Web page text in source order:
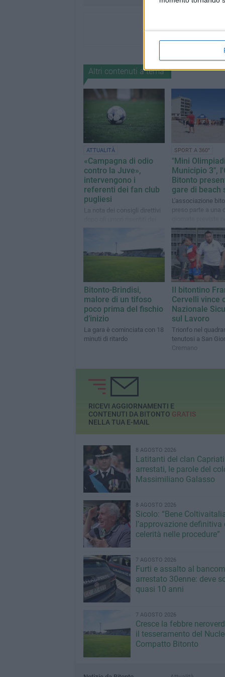
Altri contenuti a tema
ATTUALITÀ
«Campagna di odio
contro la Juve»,
intervengono i
referenti dei fan club
pugliesi
La nota dei consigli direttivi
soci affiliati
SPORT A 360°
"Mini Olimpiadi
Municipio 3",
Bitonto
gare di beach
L'associazione
preso parte a una
rassegna sportiva
Bitonto-Brindisi,
malore di un tifoso
poco prima del fischio
d’inizio
La gara è cominciata con 18
minuti di ritardo
Il bitontino
Cervelli vince
Nazionale
sul Lavoro
Trionfo nel
tenutosi a San
Cremano
RICEVI AGGIORNAMENTI E
CONTENUTI DA BITONTO GRATIS
NELLA TUA E-MAIL
8 AGOSTO 2026
Latitanti del clan Capriati
arrestati, le parole del
Massimiliano Galasso
8 AGOSTO 2026
Sicolo: “Bene
l’approvazione definitiva
celerità nelle procedure”
7 AGOSTO 2026
Furti e assalto al
arrestato 30enne: deve
quasi 10 anni
7 AGOSTO 2026
Cresce la febbre
il tesseramento del
Compatto Bitonto